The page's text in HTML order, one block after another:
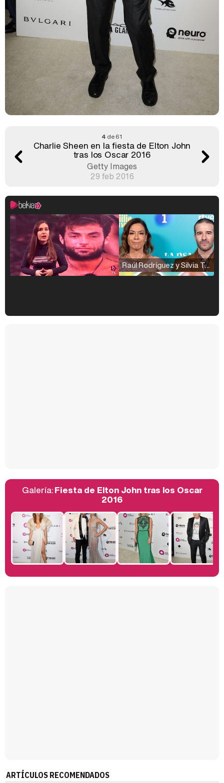
4de 61
Charlie Sheen en la fiesta de Elton John
tras los Oscar 2016
Getty Images
29 feb 2016
Raúl Rodríguez y Silvia Taulés nos cuentan su papel en 'La familia de la tele'
Manu Baqueiro: "Tuve como referente a Bruce Willis en 'Luz de Luna' para mi trabajo en la serie 'Perdiendo el juicio'"
Galería:Fiesta de Elton John tras los Oscar
2016
ARTÍCULOS RECOMENDADOS